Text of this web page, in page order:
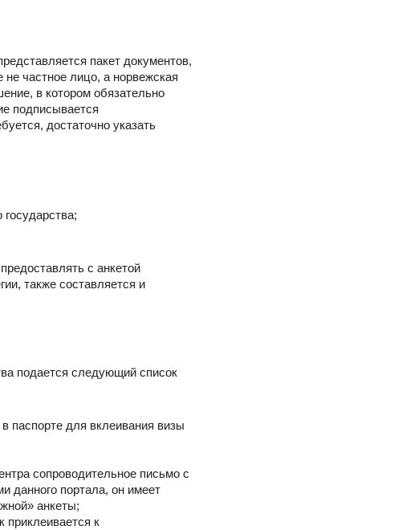
пакет документов,
не частное лицо, а норвежская
в котором обязательно
подписывается
достаточно указать
с анкетой
также составляется и
подается следующий список
паспорте для вклеивания визы
сопроводительное письмо с
данного портала, он имеет
анкеты;
приклеивается к